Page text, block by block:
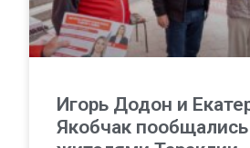
Игорь Додон и
Якобчак